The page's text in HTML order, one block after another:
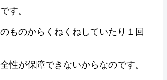
す。
ものからくねくねしていたり１回
性が保障できないからなのです。